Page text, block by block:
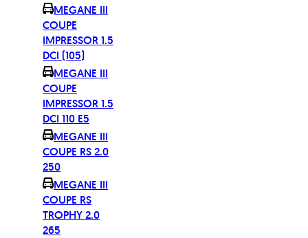
MEGANE III
COUPE
IMPRESSOR 1.5
DCI (105)
MEGANE III
COUPE
IMPRESSOR 1.5
DCI 110 E5
MEGANE III
COUPE RS 2.0
250
MEGANE III
COUPE RS
TROPHY 2.0
265